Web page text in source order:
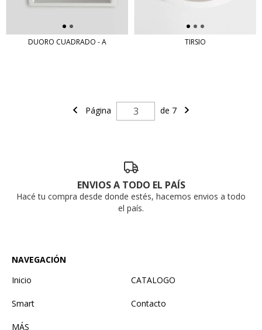
DUORO CUADRADO - A TIRSIO
Página de 7
ENVIOS A TODO EL PAÍS
Hacé tu compra desde donde estés, hacemos envios a todo
el país.
NAVEGACIÓN
Inicio
CATALOGO
Smart Contacto
MÁS